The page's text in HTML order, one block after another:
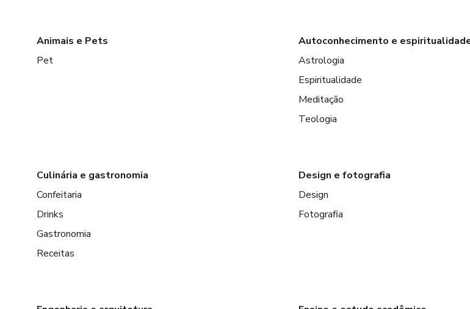
Animais e Pets
Pet
Autoconhecimento e
Astrologia
Espiritualidade
Meditação
Teologia
Culinária e gastronomia
Confeitaria
Drinks
Gastronomia
Receitas
Design e fotografia
Design
Fotografia